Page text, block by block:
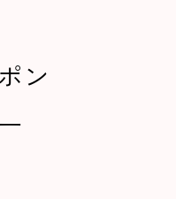
ン